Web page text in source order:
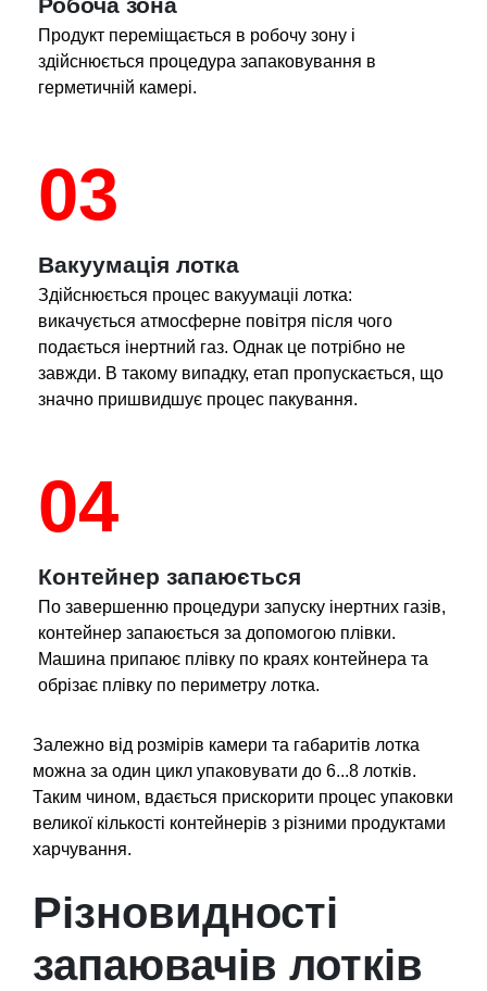
Робоча зона
Продукт переміщається в робочу зону і
здійснюється процедура запаковування в
герметичній камері.
03
Вакуумацiя лотка
Здійснюється процес вакуумаціі лотка:
викачується атмосферне повітря після чого
подається інертний газ. Однак це потрібно не
завжди. В такому випадку, етап пропускається, що
значно пришвидшує процес пакування.
04
Контейнер запаюється
По завершенню процедури запуску інертних газів,
контейнер запаюється за допомогою плівки.
Машина припаює плівку по краях контейнера та
обрізає плівку по периметру лотка.
Залежно від розмірів камери та габаритів лотка
можна за один цикл упаковувати до 6...8 лотків.
Таким чином, вдається прискорити процес упаковки
великої кількості контейнерів з різними продуктами
харчування.
Різновидності
запаювачів лотків